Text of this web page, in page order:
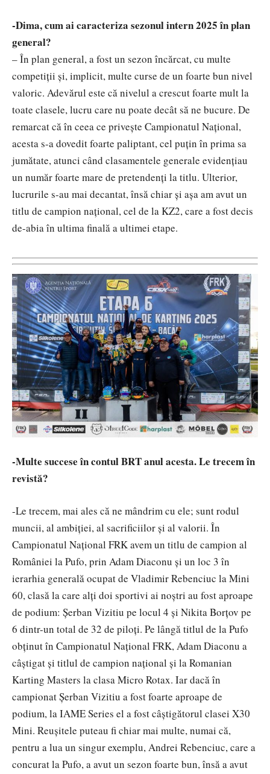
-Dima, cum ai caracteriza sezonul intern 2025 în plan
general?
– În plan general, a fost un sezon încărcat, cu multe
competiții și, implicit, multe curse de un foarte bun nivel
valoric. Adevărul este că nivelul a crescut foarte mult la
toate clasele, lucru care nu poate decât să ne bucure. De
remarcat că în ceea ce privește Campionatul Național,
acesta s-a dovedit foarte paliptant, cel puțin în prima sa
jumătate, atunci când clasamentele generale evidențiau
un număr foarte mare de pretendenți la titlu. Ulterior,
lucrurile s-au mai decantat, însă chiar și așa am avut un
titlu de campion național, cel de la KZ2, care a fost decis
de-abia în ultima finală a ultimei etape.
-Multe succese în contul BRT anul acesta. Le trecem în
revistă?
-Le trecem, mai ales că ne mândrim cu ele; sunt rodul
muncii, al ambiției, al sacrificiilor și al valorii. În
Campionatul Național FRK avem un titlu de campion al
României la Pufo, prin Adam Diaconu și un loc 3 în
ierarhia generală ocupat de Vladimir Rebenciuc la Mini
60, clasă la care alți doi sportivi ai noștri au fost aproape
de podium: Șerban Vizitiu pe locul 4 și Nikita Borțov pe
6 dintr-un total de 32 de piloți. Pe lângă titlul de la Pufo
obținut în Campionatul Național FRK, Adam Diaconu a
câștigat și titlul de campion național și la Romanian
Karting Masters la clasa Micro Rotax. Iar dacă în
campionat Șerban Vizitiu a fost foarte aproape de
podium, la IAME Series el a fost câștigătorul clasei X30
Mini. Reușitele puteau fi chiar mai multe, numai că,
pentru a lua un singur exemplu, Andrei Rebenciuc, care a
concurat la Pufo, a avut un sezon foarte bun, însă a avut